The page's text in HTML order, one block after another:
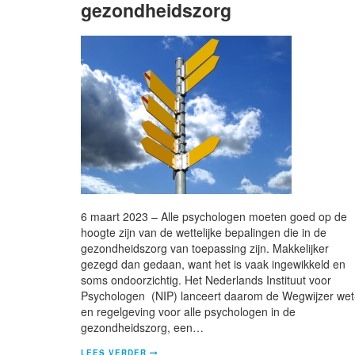
gezondheidszorg
6 maart 2023 – Alle psychologen moeten goed op de
hoogte zijn van de wettelijke bepalingen die in de
gezondheidszorg van toepassing zijn. Makkelijker
gezegd dan gedaan, want het is vaak ingewikkeld en
soms ondoorzichtig. Het Nederlands Instituut voor
Psychologen (NIP) lanceert daarom de Wegwijzer
en regelgeving voor alle psychologen in de
gezondheidszorg, een…
LEES VERDER